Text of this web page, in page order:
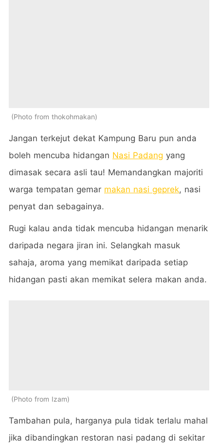
Photo from thokohmakan
Jangan terkejut dekat Kampung Baru pun anda
boleh mencuba hidangan Nasi Padang yang
dimasak secara asli tau! Memandangkan majoriti
warga tempatan gemar makan nasi geprek, nasi
penyat dan sebagainya.
Rugi kalau anda tidak mencuba hidangan menarik
daripada negara jiran ini. Selangkah masuk
sahaja, aroma yang memikat daripada setiap
hidangan pasti akan memikat selera makan anda.
Photo from Izam
Tambahan pula, harganya pula tidak terlalu mahal
jika dibandingkan restoran nasi padang di sekitar